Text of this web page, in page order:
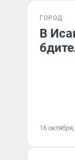
ГОРОД
В
16